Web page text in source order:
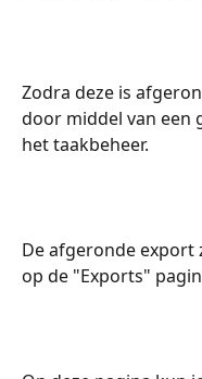
Zodra deze is
door middel van een
het taakbeheer.
De afgeronde export
op de "Exports"